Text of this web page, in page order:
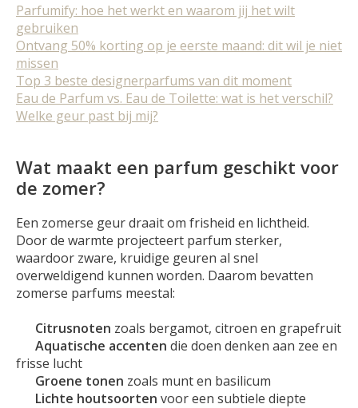
Parfumify: hoe het werkt en waarom jij het wilt
gebruiken
Ontvang 50% korting op je eerste maand: dit wil je niet
missen
Top 3 beste designerparfums van dit moment
Eau de Parfum vs. Eau de Toilette: wat is het verschil?
Welke geur past bij mij?
Wat maakt een parfum geschikt voor
de zomer?
Een zomerse geur draait om frisheid en lichtheid.
Door de warmte projecteert parfum sterker,
waardoor zware, kruidige geuren al snel
overweldigend kunnen worden. Daarom bevatten
zomerse parfums meestal:
Citrusnoten zoals bergamot, citroen en grapefruit
Aquatische accenten die doen denken aan zee en
frisse lucht
Groene tonen zoals munt en basilicum
Lichte houtsoorten voor een subtiele diepte